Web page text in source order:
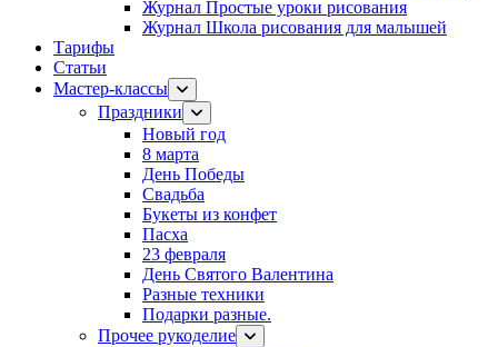
Журнал Простые уроки рисования
Журнал Школа рисования для малышей
Тарифы
Статьи
Мастер-классы
Праздники
Новый год
8 марта
День Победы
Свадьба
Букеты из конфет
Пасха
23 февраля
День Святого Валентина
Разные техники
Подарки разные.
Прочее рукоделие